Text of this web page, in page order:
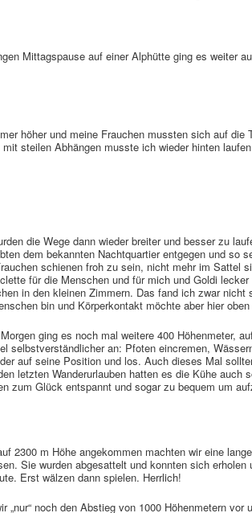
Mittagspause auf einer Alphütte ging es weiter
höher und meine Frauchen mussten sich auf
mit steilen Abhängen musste ich wieder hinten
die Wege dann wieder breiter und besser zu
dem bekannten Nachtquartier entgegen und so
schienen froh zu sein, nicht mehr im Sattel
für die Menschen und für mich und Goldi
in den kleinen Zimmern. Das fand ich zwar
bin und Körperkontakt möchte aber hier
ging es noch mal weitere 400 Höhenmeter,
selbstverständlicher an: Pfoten eincremen,
auf seine Position und los. Auch dieses Mal
letzten Wanderurlauben hatten es die Kühe auch
zum Glück entspannt und sogar zu bequem um
2300 m Höhe angekommen machten wir eine
Sie wurden abgesattelt und konnten sich
Erst wälzen dann spielen. Herrlich!
„nur“ noch den Abstieg von 1000 Höhenmetern